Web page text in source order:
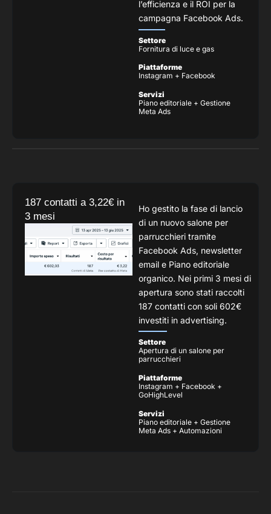
l’efficienza e il ROI per la
campagna Facebook Ads.
Settore
Fornitura di luce e gas
Piattaforme
Instagram + Facebook
Servizi
Piano editoriale + Gestione
Meta Ads
187 contatti a 3,22€ in
3 mesi
Ho gestito la fase di lancio
di un nuovo salone per
parrucchieri tramite
Facebook Ads, newsletter
email e Piano editoriale
organico. Nei primi 3 mesi di
apertura sono stati raccolti
187 contatti con soli 602€
investiti in advertising.
Settore
Apertura di un salone per
parrucchieri
Piattaforme
Instagram + Facebook +
GoHighLevel
Servizi
Piano editoriale + Gestione
Meta Ads + Automazioni